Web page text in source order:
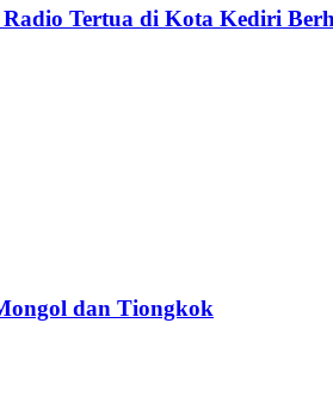
Tertua di Kota Kediri
dan Tiongkok